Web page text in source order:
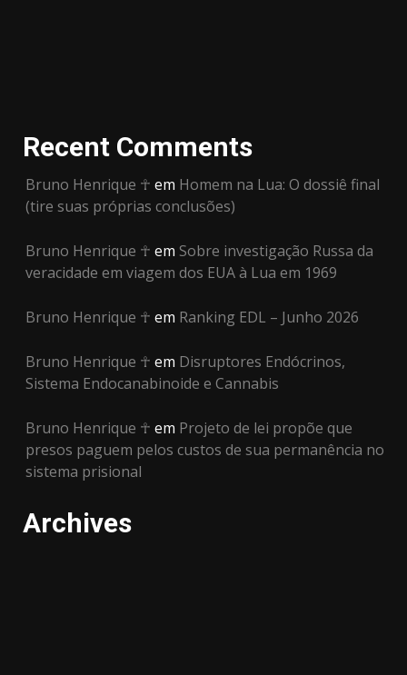
Recent Comments
Bruno Henrique ☥ em Homem na Lua: O dossiê final
(tire suas próprias conclusões)
Bruno Henrique ☥ em Sobre investigação Russa da
veracidade em viagem dos EUA à Lua em 1969
Bruno Henrique ☥ em Ranking EDL – Junho 2026
Bruno Henrique ☥ em Disruptores Endócrinos,
Sistema Endocanabinoide e Cannabis
Bruno Henrique ☥ em Projeto de lei propõe que
presos paguem pelos custos de sua permanência no
sistema prisional
Archives